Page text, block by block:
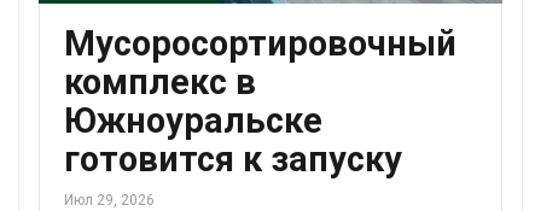
Мусоросортировочный
комплекс в
Южноуральске
готовится к запуску
Июл 29, 2026